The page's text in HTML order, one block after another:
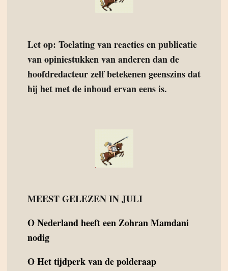
Let op: Toelating van reacties en publicatie
van opiniestukken van anderen dan de
hoofdredacteur zelf betekenen geenszins dat
hij het met de inhoud ervan eens is.
MEEST GELEZEN IN JULI
ONederland heeft een Zohran Mamdani
nodig
OHet tijdperk van de polderaap